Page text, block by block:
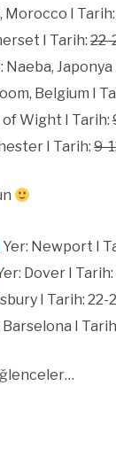
Morocco I Tarih:
I Tarih: 22-
Naeba, Japonya
Belgium I
of Wight I Tarih:
I Tarih: 9-
Yer: Newport I
Dover I Tarih:
I Tarih:
Barselona I